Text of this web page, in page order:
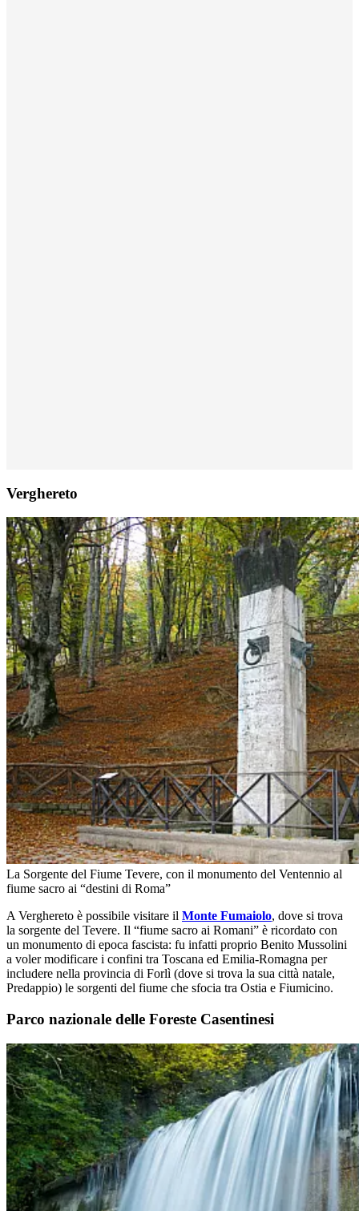
Verghereto
La Sorgente del Fiume Tevere, con il monumento del Ventennio al
fiume sacro ai “destini di Roma”
A Verghereto è possibile visitare il Monte Fumaiolo, dove si trova
la sorgente del Tevere. Il “fiume sacro ai Romani” è ricordato con
un monumento di epoca fascista: fu infatti proprio Benito Mussolini
a voler modificare i confini tra Toscana ed Emilia-Romagna per
includere nella provincia di Forlì (dove si trova la sua città natale,
Predappio) le sorgenti del fiume che sfocia tra Ostia e Fiumicino.
Parco nazionale delle Foreste Casentinesi